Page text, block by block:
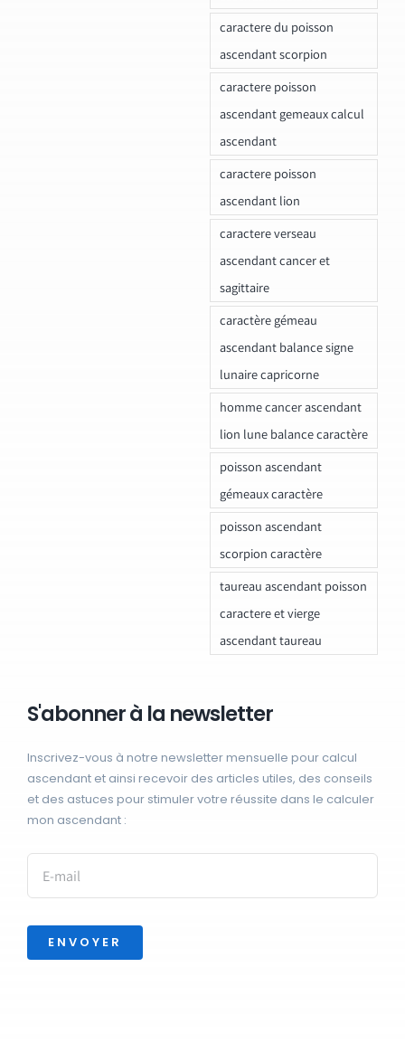
caractere du poisson
ascendant scorpion
caractere poisson
ascendant gemeaux calcul
ascendant
caractere poisson
ascendant lion
caractere verseau
ascendant cancer et
sagittaire
caractère gémeau
ascendant balance signe
lunaire capricorne
homme cancer ascendant
lion lune balance caractère
poisson ascendant
gémeaux caractère
poisson ascendant
scorpion caractère
taureau ascendant poisson
caractere et vierge
ascendant taureau
S'abonner à la newsletter
Inscrivez-vous à notre newsletter mensuelle pour calcul
ascendant et ainsi recevoir des articles utiles, des conseils
et des astuces pour stimuler votre réussite dans le calculer
mon ascendant :
ENVOYER